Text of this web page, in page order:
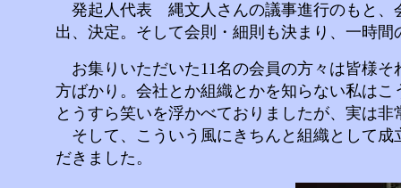
発起人代表 縄文人さんの議事進行のもと、
出、決定。そして会則・細則も決まり、一時
お集りいただいた11名の会員の方々は皆様
方ばかり。会社とか組織とかを知らない私は
とうすら笑いを浮かべておりましたが、実は
そして、こういう風にきちんと組織として成
だきました。